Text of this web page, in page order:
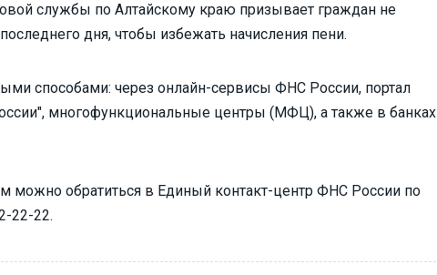
службы по Алтайскому краю призывает граждан не
дня, чтобы избежать начисления пени.
способами: через онлайн-сервисы ФНС России, портал
многофункциональные центры (МФЦ), а также в банках
обратиться в Единый контакт-центр ФНС России по
22-22.